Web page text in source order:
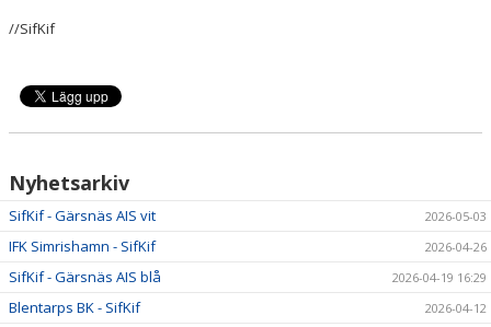
//SifKif
Nyhetsarkiv
SifKif - Gärsnäs AIS vit 2026-05-03
IFK Simrishamn - SifKif 2026-04-26
SifKif - Gärsnäs AIS blå 2026-04-19 16:29
Blentarps BK - SifKif 2026-04-12